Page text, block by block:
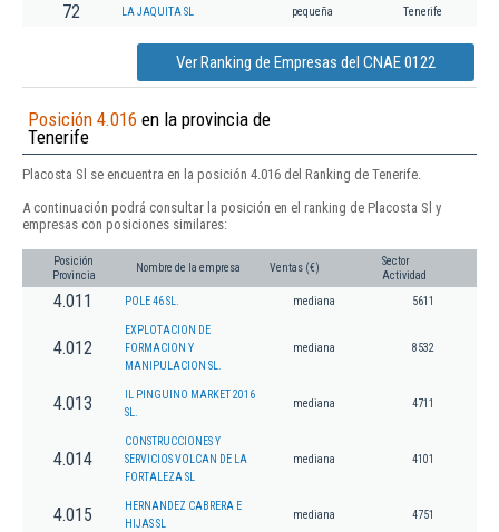
72 LA JAQUITA SL pequeña Tenerife
Ver Ranking de Empresas del CNAE 0122
Posición 4.016 en la provincia de
Tenerife
Placosta Sl se encuentra en la posición 4.016 del Ranking de Tenerife.
A continuación podrá consultar la posición en el ranking de Placosta Sl y
empresas con posiciones similares:
Posición
Provincia
Nombre de la empresa Ventas (€)
Sector
Actividad
4.011 POLE 46 SL. mediana 5611
4.012
EXPLOTACION DE
FORMACION Y
MANIPULACION SL.
mediana 8532
4.013
IL PINGUINO MARKET 2016
SL.
mediana 4711
4.014
CONSTRUCCIONES Y
SERVICIOS VOLCAN DE LA
FORTALEZA SL
mediana 4101
4.015
HERNANDEZ CABRERA E
HIJAS SL
mediana 4751